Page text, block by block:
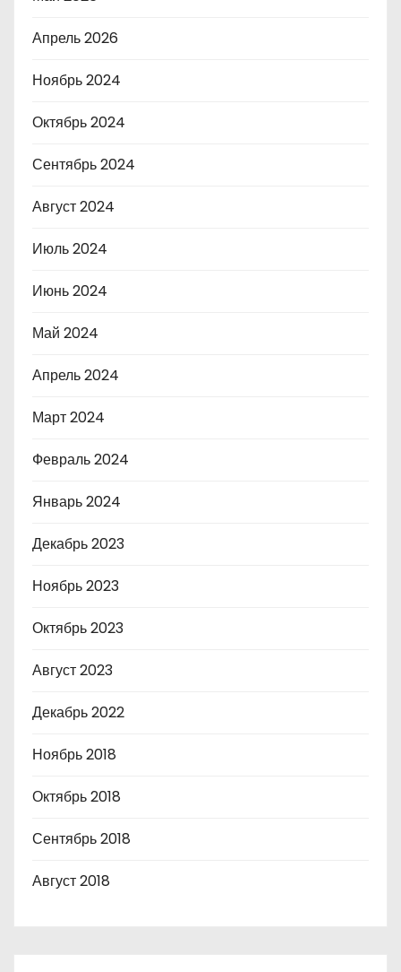
Апрель 2026
Ноябрь 2024
Октябрь 2024
Сентябрь 2024
Август 2024
Июль 2024
Июнь 2024
Май 2024
Апрель 2024
Март 2024
Февраль 2024
Январь 2024
Декабрь 2023
Ноябрь 2023
Октябрь 2023
Август 2023
Декабрь 2022
Ноябрь 2018
Октябрь 2018
Сентябрь 2018
Август 2018